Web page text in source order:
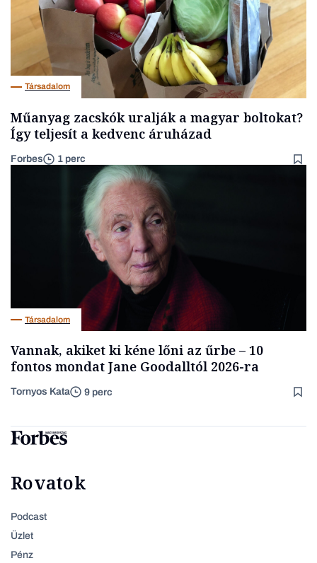
Társadalom
Műanyag zacskók uralják a magyar boltokat?
Így teljesít a kedvenc áruházad
Forbes 1 perc
Társadalom
Vannak, akiket ki kéne lőni az űrbe – 10
fontos mondat Jane Goodalltól 2026-ra
Tornyos Kata 9 perc
Rovatok
Podcast
Üzlet
Pénz